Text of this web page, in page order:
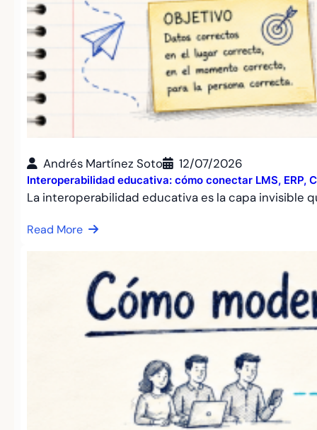
Andrés Martínez Soto 12/07/2026
Interoperabilidad educativa: cómo conectar LMS, ERP,
La interoperabilidad educativa es la capa invisible
Read More